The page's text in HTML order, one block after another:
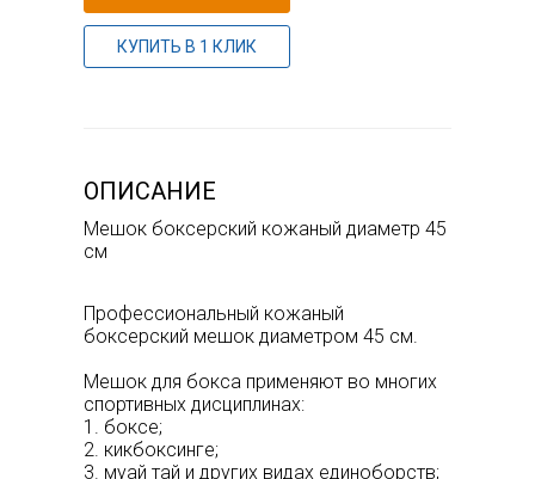
КУПИТЬ В 1 КЛИК
ОПИСАНИЕ
Мешок боксерский кожаный диаметр 45
см
Профессиональный кожаный
боксерский мешок диаметром 45 см.
Мешок для бокса применяют во многих
спортивных дисциплинах:
1. боксе;
2. кикбоксинге;
3. муай тай и других видах единоборств;